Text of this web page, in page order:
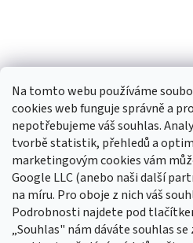
Na tomto webu používáme
cookies web funguje správně a
nepotřebujeme váš souhlas.
tvorbě statistik, přehledů a
marketingovým cookies vám
Google LLC (anebo naši další
na míru. Pro oboje z nich váš
Podrobnosti najdete pod
„Souhlas" nám dáváte souhlas
Sledovat na Instagramu
Odebírat newsletter
Vložte svůj e-mail a my vám budeme